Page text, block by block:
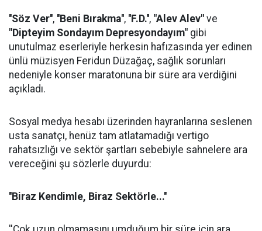
''Söz Ver'', ''Beni Bırakma'', ''F.D.'', "Alev Alev" ve
"Dipteyim Sondayım Depresyondayım" gibi
unutulmaz eserleriyle herkesin hafızasında yer edinen
ünlü müzisyen Feridun Düzağaç, sağlık sorunları
nedeniyle konser maratonuna bir süre ara verdiğini
açıkladı.
Sosyal medya hesabı üzerinden hayranlarına seslenen
usta sanatçı, henüz tam atlatamadığı vertigo
rahatsızlığı ve sektör şartları sebebiyle sahnelere ara
vereceğini şu sözlerle duyurdu:
''Biraz Kendimle, Biraz Sektörle...''